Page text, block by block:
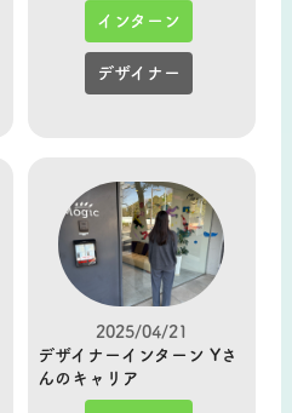
インターン
デザイナー
2025/04/21
デザイナーインターン Yさ
んのキャリア